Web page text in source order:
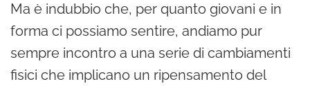
Ma è indubbio che, per quanto giovani e in
forma ci possiamo sentire, andiamo pur
sempre incontro a una serie di cambiamenti
fisici che implicano un ripensamento del